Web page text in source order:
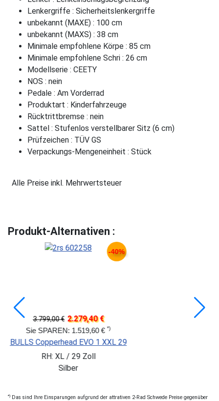
Lenkergriffe : Sicherheitslenkergriffe
unbekannt (MAXE) : 100 cm
unbekannt (MAXS) : 38 cm
Minimale empfohlene Körpe : 85 cm
Minimale empfohlene Schri : 26 cm
Modellserie : CEETY
NOS : nein
Pedale : Am Vorderrad
Produktart : Kinderfahrzeuge
Rücktrittbremse : nein
Sattel : Stufenlos verstellbarer Sitz (6 cm)
Prüfzeichen : TÜV GS
Verpackungs-Mengeneinheit : Stück
Alle Preise inkl. Mehrwertsteuer
Produkt-Alternativen :
-40%
€
€*)
EVO 1 XXL 29
5.799,00 €
*) Das sind Ihre Einsparungen aufgrund der attrativen 2-Rad Schwede Preise gegenüber